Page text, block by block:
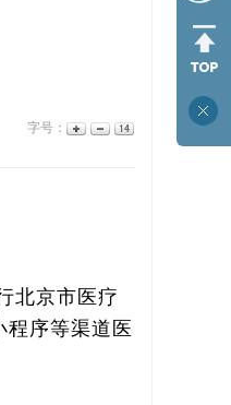
字号：
北京市医疗
程序等渠道医